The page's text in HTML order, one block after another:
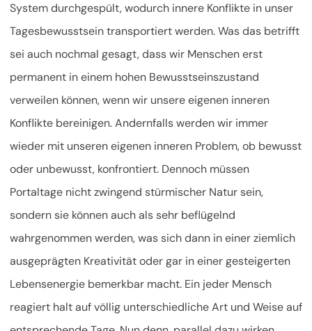
System durchgespült, wodurch innere Konflikte in unser
Tagesbewusstsein transportiert werden. Was das betrifft
sei auch nochmal gesagt, dass wir Menschen erst
permanent in einem hohen Bewusstseinszustand
verweilen können, wenn wir unsere eigenen inneren
Konflikte bereinigen. Andernfalls werden wir immer
wieder mit unseren eigenen inneren Problem, ob bewusst
oder unbewusst, konfrontiert. Dennoch müssen
Portaltage nicht zwingend stürmischer Natur sein,
sondern sie können auch als sehr beflügelnd
wahrgenommen werden, was sich dann in einer ziemlich
ausgeprägten Kreativität oder gar in einer gesteigerten
Lebensenergie bemerkbar macht. Ein jeder Mensch
reagiert halt auf völlig unterschiedliche Art und Weise auf